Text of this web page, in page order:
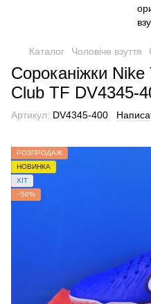
Каталог Чоловіче взуття
Сороканіжки
Club TF DV4345-
Артикул: DV4345-400
РОЗПРОДАЖ
НОВИНКА
ХІТ
−50%